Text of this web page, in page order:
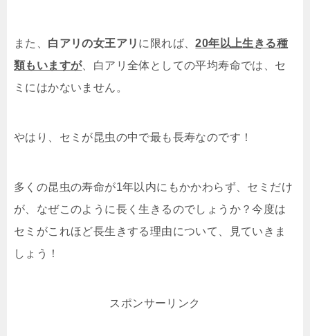
また、 白アリの女王アリ に限れば、20年以上生きる種
類もいますが、白アリ全体としての平均寿命では、セ
ミにはかないません。
やはり、セミが昆虫の中で最も長寿なのです！
多くの昆虫の寿命が1年以内にもかかわらず、セミだけ
が、なぜこのように長く生きるのでしょうか？今度は
セミがこれほど長生きする理由について、見ていきま
しょう！
スポンサーリンク